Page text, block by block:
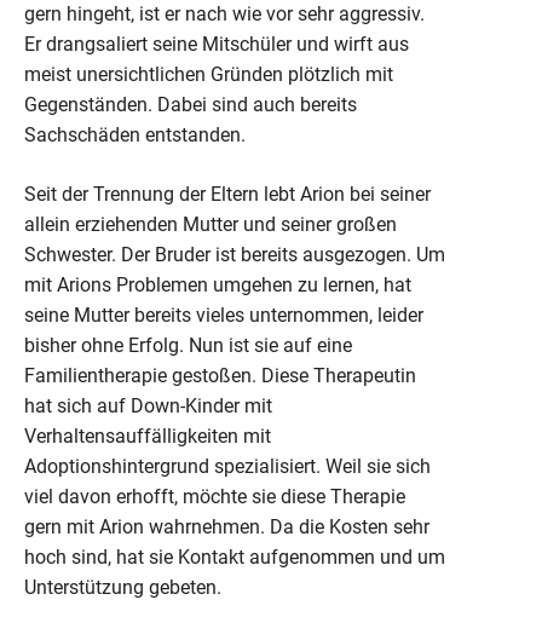
gern hingeht, ist er nach wie vor sehr aggressiv.
Er drangsaliert seine Mitschüler und wirft aus
meist unersichtlichen Gründen plötzlich mit
Gegenständen. Dabei sind auch bereits
Sachschäden entstanden.
Seit der Trennung der Eltern lebt Arion bei seiner
allein erziehenden Mutter und seiner großen
Schwester. Der Bruder ist bereits ausgezogen. Um
mit Arions Problemen umgehen zu lernen, hat
seine Mutter bereits vieles unternommen, leider
bisher ohne Erfolg. Nun ist sie auf eine
Familientherapie gestoßen. Diese Therapeutin
hat sich auf Down-Kinder mit
Verhaltensauffälligkeiten mit
Adoptionshintergrund spezialisiert. Weil sie sich
viel davon erhofft, möchte sie diese Therapie
gern mit Arion wahrnehmen. Da die Kosten sehr
hoch sind, hat sie Kontakt aufgenommen und um
Unterstützung gebeten.